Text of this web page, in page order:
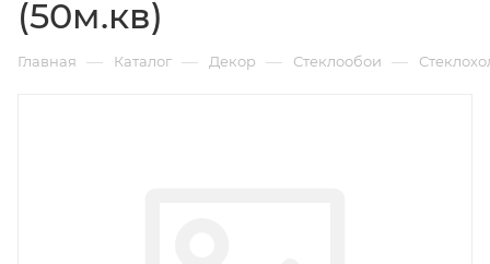
(50м.кв)
Главная — Каталог — Декор — Стеклообои —